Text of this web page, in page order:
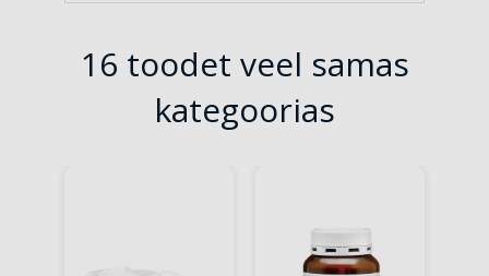
16 toodet veel samas
kategoorias